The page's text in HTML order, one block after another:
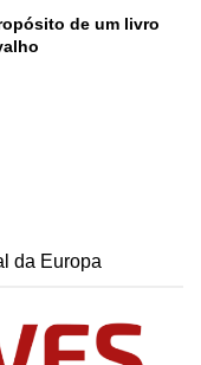
de um livro
da Europa